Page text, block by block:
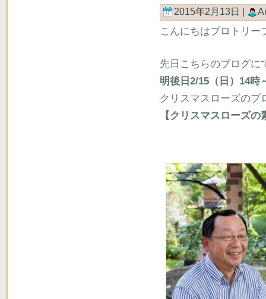
2015年2月13日 |
こんにちはプロトリー
先日こちらのブログに
明後日2/15（日）14時
クリスマスローズのプ
【クリスマスローズ